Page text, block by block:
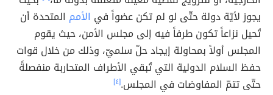
يجوز لأيّة دولة حتّى لو لم تكن عضواً في الأمم المتحدة أن
تُحيل نزاعاً تكون طرفاً فيه إلى مجلس الأمن، حيث يقوم
المجلس أولاً بمحاولة إيجاد حلّ سلميّ، وذلك من خلال قوات
حفظ السلام الدولية التي تُبقي الأطراف المتحاربة منفصلةً
حتّى تتمّ المفاوضات في المجلس.[٤]